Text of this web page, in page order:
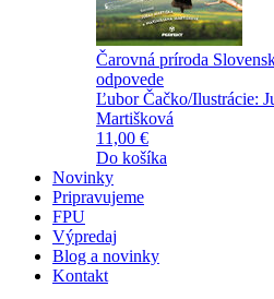
Čarovná príroda
odpovede
Ľubor Čačko/Ilustrácie:
Martišková
11,00 €
Do košíka
Novinky
Pripravujeme
FPU
Výpredaj
Blog a novinky
Kontakt